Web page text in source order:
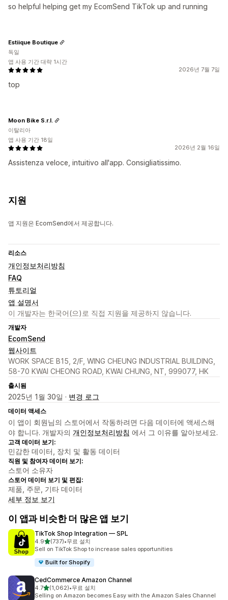
so helpful helping get my EcomSend TikTok up and running
2026년 7월 7일
top
Estiique Boutique
독일
앱 사용 기간 대략 1시간
2026년 2월 16일
Assistenza veloce, intuitivo all'app. Consigliatissimo.
Moon Bike S.r.l.
이탈리아
앱 사용 기간 18일
지원
앱 지원은 EcomSend에서 제공합니다.
리소스
개인정보처리방침
FAQ
튜토리얼
앱 설명서
이 개발자는 한국어(으)로 직접 지원을 제공하지 않습니다.
개발자
EcomSend
웹사이트
WORK SPACE B15, 2/F, WING CHEUNG INDUSTRIAL BUILDING,
58-70 KWAI CHEONG ROAD, KWAI CHUNG, NT, 999077, HK
출시됨
2025년 1월 30일 · 변경 로그
데이터 액세스
이 앱이 회원님의 스토어에서 작동하려면 다음 데이터에 액세스해
야 합니다. 개발자의 개인정보처리방침 에서 그 이유를 알아보세요.
고객 데이터 보기:
민감한 데이터, 장치 및 활동 데이터
직원 및 참여자 데이터 보기:
스토어 소유자
스토어 데이터 보기 및 편집:
제품, 주문, 기타 데이터
세부 정보 보기
이 앱과 비슷한 더 많은 앱 보기
TikTok Shop Integration — SPL
4.9별 5개 중
(737)
총 리뷰 737개
•무료 설치
Sell on TikTok Shop to increase sales opportunities
Built for Shopify
CedCommerce Amazon Channel
4.7별 5개 중
(1,062)
총 리뷰 1062개
•무료 설치
Selling on Amazon becomes Easy with the Amazon Sales Channel